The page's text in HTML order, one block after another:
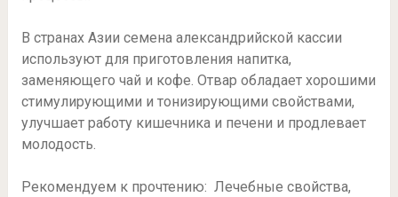
В странах Азии семена александрийской кассии
используют для приготовления напитка,
заменяющего чай и кофе. Отвар обладает хорошими
стимулирующими и тонизирующими свойствами,
улучшает работу кишечника и печени и продлевает
молодость.
Рекомендуем к прочтению: Лечебные свойства,